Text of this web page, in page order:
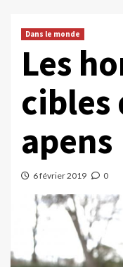
Dans le monde
Les
cibles
apens
6 février 2019 0